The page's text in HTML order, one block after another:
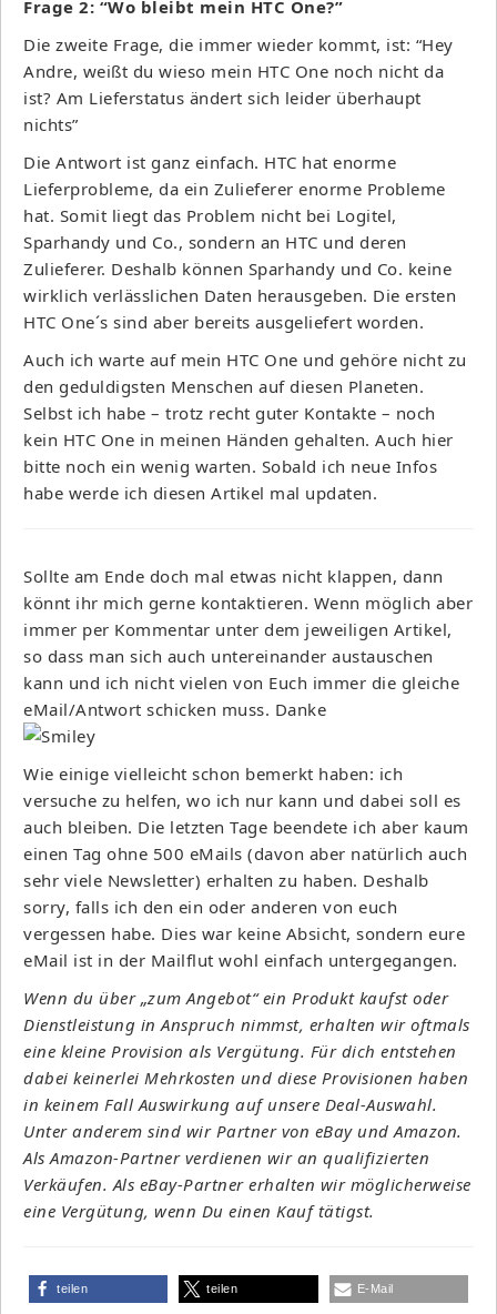
Frage 2: “Wo bleibt mein HTC One?”
Die zweite Frage, die immer wieder kommt, ist: “Hey
Andre, weißt du wieso mein HTC One noch nicht da
ist? Am Lieferstatus ändert sich leider überhaupt
nichts”
Die Antwort ist ganz einfach. HTC hat enorme
Lieferprobleme, da ein Zulieferer enorme Probleme
hat. Somit liegt das Problem nicht bei Logitel,
Sparhandy und Co., sondern an HTC und deren
Zulieferer. Deshalb können Sparhandy und Co. keine
wirklich verlässlichen Daten herausgeben. Die ersten
HTC One´s sind aber bereits ausgeliefert worden.
Auch ich warte auf mein HTC One und gehöre nicht zu
den geduldigsten Menschen auf diesen Planeten.
Selbst ich habe – trotz recht guter Kontakte – noch
kein HTC One in meinen Händen gehalten. Auch hier
bitte noch ein wenig warten. Sobald ich neue Infos
habe werde ich diesen Artikel mal updaten.
Sollte am Ende doch mal etwas nicht klappen, dann
könnt ihr mich gerne kontaktieren. Wenn möglich aber
immer per Kommentar unter dem jeweiligen Artikel,
so dass man sich auch untereinander austauschen
kann und ich nicht vielen von Euch immer die gleiche
eMail/Antwort schicken muss. Danke
Wie einige vielleicht schon bemerkt haben: ich
versuche zu helfen, wo ich nur kann und dabei soll es
auch bleiben. Die letzten Tage beendete ich aber kaum
einen Tag ohne 500 eMails (davon aber natürlich auch
sehr viele Newsletter) erhalten zu haben. Deshalb
sorry, falls ich den ein oder anderen von euch
vergessen habe. Dies war keine Absicht, sondern eure
eMail ist in der Mailflut wohl einfach untergegangen.
Wenn du über „zum Angebot“ ein Produkt kaufst oder
Dienstleistung in Anspruch nimmst, erhalten wir oftmals
eine kleine Provision als Vergütung. Für dich entstehen
dabei keinerlei Mehrkosten und diese Provisionen haben
in keinem Fall Auswirkung auf unsere Deal-Auswahl.
Unter anderem sind wir Partner von eBay und Amazon.
Als Amazon-Partner verdienen wir an qualifizierten
Verkäufen. Als eBay-Partner erhalten wir möglicherweise
eine Vergütung, wenn Du einen Kauf tätigst.
teilen teilen E-Mail